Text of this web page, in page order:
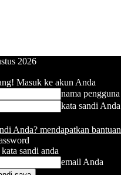
2026
Masuk ke akun Anda
nama pengguna
kata sandi Anda
Anda? mendapatkan bantuan
sandi anda
email Anda